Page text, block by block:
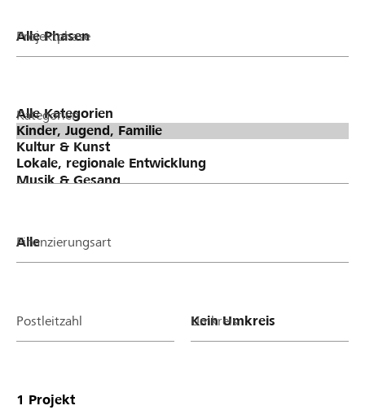
Projektphase
Kategorien
Finanzierungsart
Postleitzahl Umkreis
1 Projekt